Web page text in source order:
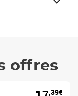
offres
,39€